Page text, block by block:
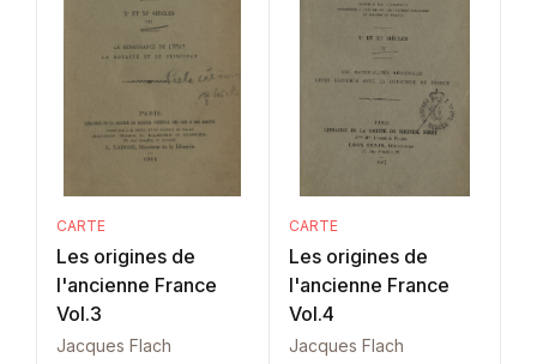
CARTE
Les origines de
l'ancienne France
Vol.3
Jacques Flach
CARTE
Les origines de
l'ancienne France
Vol.4
Jacques Flach